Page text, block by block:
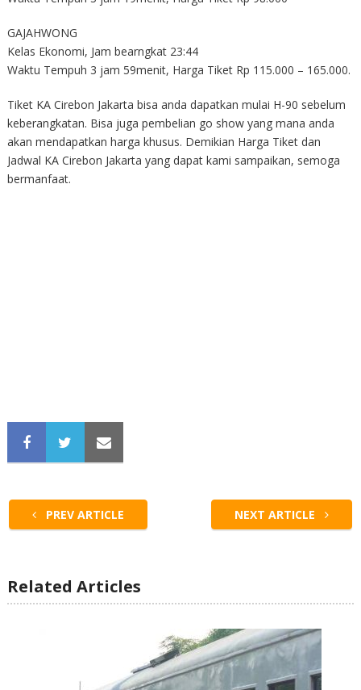
GAJAHWONG
Kelas Ekonomi, Jam bearngkat 23:44
Waktu Tempuh 3 jam 59menit, Harga Tiket Rp 115.000 – 165.000.
Tiket KA Cirebon Jakarta bisa anda dapatkan mulai H-90 sebelum
keberangkatan. Bisa juga pembelian go show yang mana anda
akan mendapatkan harga khusus. Demikian Harga Tiket dan
Jadwal KA Cirebon Jakarta yang dapat kami sampaikan, semoga
bermanfaat.
PREV ARTICLE NEXT ARTICLE
Related Articles